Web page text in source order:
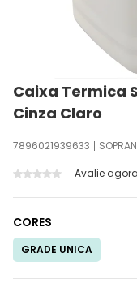
Caixa Termica
Cinza Claro
7896021939633
Avalie
CORES
GRADE UNICA